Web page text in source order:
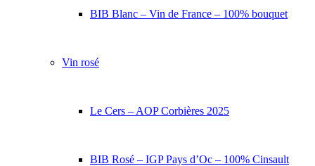
BIB Blanc – Vin de France – 100% bouquet
Vin rosé
Le Cers – AOP Corbières 2025
BIB Rosé – IGP Pays d’Oc – 100% Cinsault